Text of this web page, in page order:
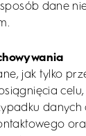
dane
jak tylko
danych